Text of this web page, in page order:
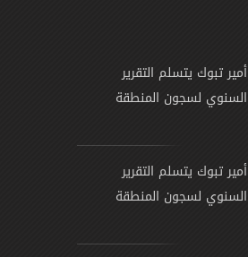
أمير تبوك يتسلم التقرير
السنوي لسجون المنطقة
أمير تبوك يتسلم التقرير
السنوي لسجون المنطقة